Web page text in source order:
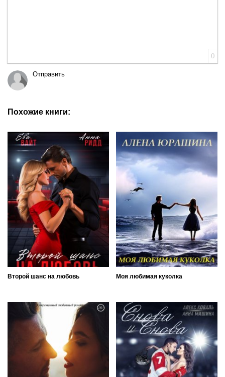
0
Отправить
Похожие книги:
Второй шанс на любовь Моя любимая куколка